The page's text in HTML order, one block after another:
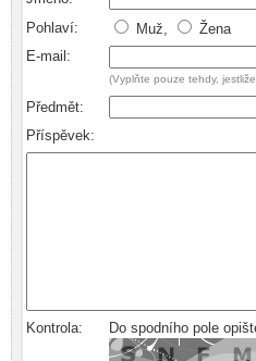
Pohlaví:
Muž,
Žena
E-mail:
(Vyplňte pouze tehdy,
Předmět:
Příspěvek:
Kontrola: Do spodního pole